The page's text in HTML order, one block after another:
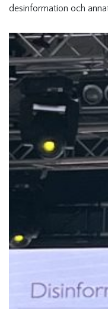
desinformation och